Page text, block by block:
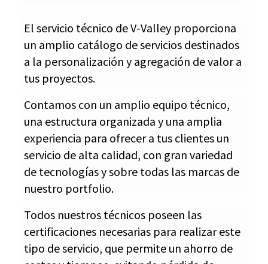
El servicio técnico de V-Valley proporciona
un amplio catálogo de servicios destinados
a la personalización y agregación de valor a
tus proyectos.
Contamos con un amplio equipo técnico,
una estructura organizada y una amplia
experiencia para ofrecer a tus clientes un
servicio de alta calidad, con gran variedad
de tecnologías y sobre todas las marcas de
nuestro portfolio.
Todos nuestros técnicos poseen las
certificaciones necesarias para realizar este
tipo de servicio, que permite un ahorro de